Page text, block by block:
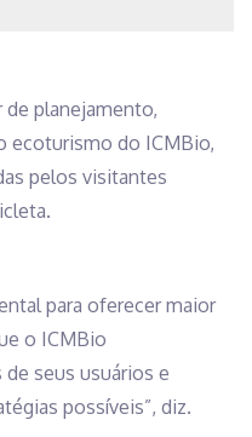
de planejamento,
ecoturismo do ICMBio,
pelos visitantes
para oferecer maior
o ICMBio
seus usuários e
possíveis”, diz.